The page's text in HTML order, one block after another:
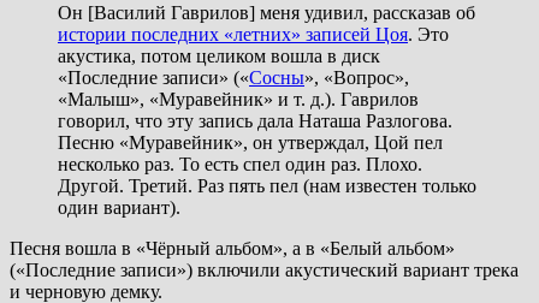
Он [Василий Гаврилов] меня удивил, рассказав об
истории последних «летних» записей Цоя. Это
акустика, потом целиком вошла в диск
«Последние записи» («Сосны», «Вопрос»,
«Малыш», «Муравейник» и т. д.). Гаврилов
говорил, что эту запись дала Наташа Разлогова.
Песню «Муравейник», он утверждал, Цой пел
несколько раз. То есть спел один раз. Плохо.
Другой. Третий. Раз пять пел (нам известен только
один вариант).
Песня вошла в «‎Чёрный альбом», а в «Белый альбом»
(«Последние записи») включили акустический вариант трека
и черновую демку.